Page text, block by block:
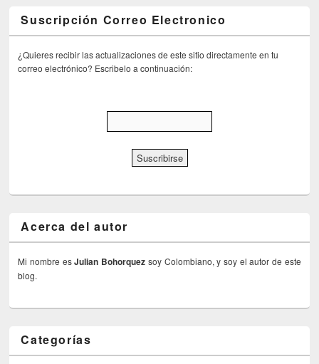
Suscripción Correo Electronico
¿Quieres recibir las actualizaciones de este sitio directamente en tu
correo electrónico? Escribelo a continuación:
Acerca del autor
Mi nombre esJulian Bohorquez soy Colombiano, y soy el autor de este
blog.
Categorías